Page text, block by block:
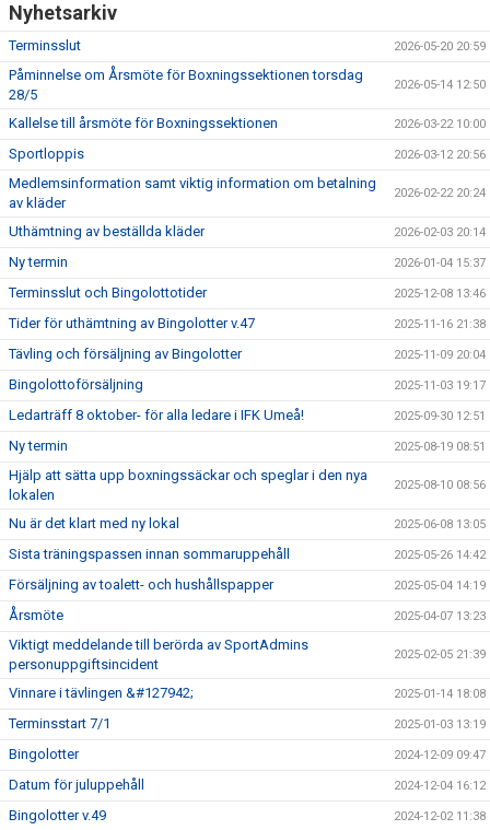
Nyhetsarkiv
Terminsslut 2026-05-20 20:59
Påminnelse om Årsmöte för Boxningssektionen torsdag
28/5
2026-05-14 12:50
Kallelse till årsmöte för Boxningssektionen 2026-03-22 10:00
Sportloppis 2026-03-12 20:56
Medlemsinformation samt viktig information om betalning
av kläder
2026-02-22 20:24
Uthämtning av beställda kläder 2026-02-03 20:14
Ny termin 2026-01-04 15:37
Terminsslut och Bingolottotider 2025-12-08 13:46
Tider för uthämtning av Bingolotter v.47 2025-11-16 21:38
Tävling och försäljning av Bingolotter 2025-11-09 20:04
Bingolottoförsäljning 2025-11-03 19:17
Ledarträff 8 oktober- för alla ledare i IFK Umeå! 2025-09-30 12:51
Ny termin 2025-08-19 08:51
Hjälp att sätta upp boxningssäckar och speglar i den nya
lokalen
2025-08-10 08:56
Nu är det klart med ny lokal 2025-06-08 13:05
Sista träningspassen innan sommaruppehåll 2025-05-26 14:42
Försäljning av toalett- och hushållspapper 2025-05-04 14:19
Årsmöte 2025-04-07 13:23
Viktigt meddelande till berörda av SportAdmins
personuppgiftsincident
2025-02-05 21:39
Vinnare i tävlingen &#127942; 2025-01-14 18:08
Terminsstart 7/1 2025-01-03 13:19
Bingolotter 2024-12-09 09:47
Datum för juluppehåll 2024-12-04 16:12
Bingolotter v.49 2024-12-02 11:38